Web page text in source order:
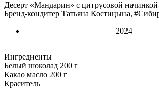
Десерт «Мандарин» с цитрусовой начинкой
Бренд-кондитер Татьяна Костицына,
2024
Ингредиенты
Белый шоколад 200 г
Какао масло 200 г
Краситель